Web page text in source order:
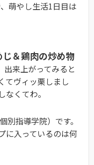
萌やし生活1日目は
＆鶏肉の炒め物
出来上がってみると
てヴィッ栗しまし
くてわ。
別指導学院）です。
に入っているのは何